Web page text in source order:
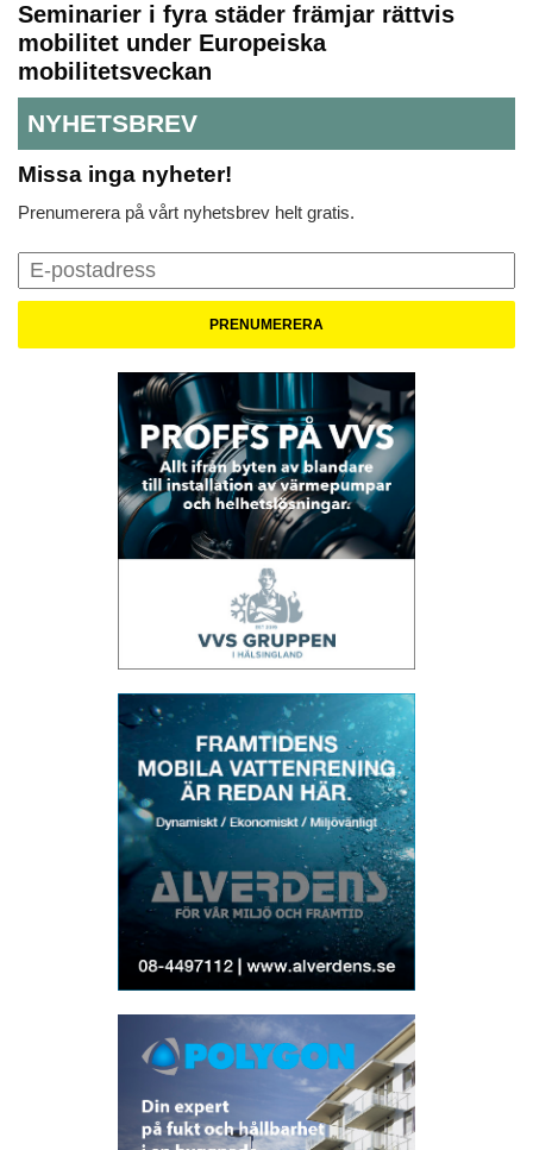
Seminarier i fyra städer främjar rättvis
mobilitet under Europeiska
mobilitetsveckan
NYHETSBREV
Missa inga nyheter!
Prenumerera på vårt nyhetsbrev helt gratis.